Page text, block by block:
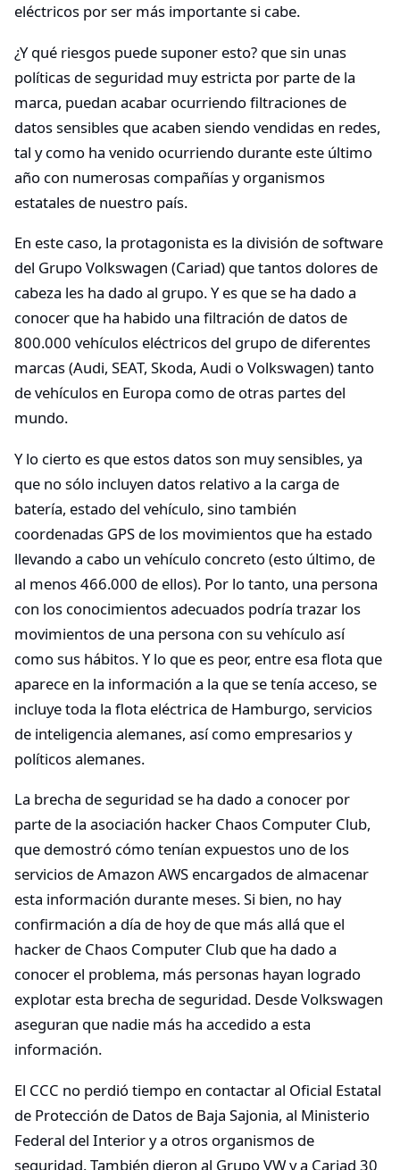
eléctricos por ser más importante si cabe.
¿Y qué riesgos puede suponer esto? que sin unas
políticas de seguridad muy estricta por parte de la
marca, puedan acabar ocurriendo filtraciones de
datos sensibles que acaben siendo vendidas en redes,
tal y como ha venido ocurriendo durante este último
año con numerosas compañías y organismos
estatales de nuestro país.
En este caso, la protagonista es la división de software
del Grupo Volkswagen (Cariad) que tantos dolores de
cabeza les ha dado al grupo. Y es que se ha dado a
conocer que ha habido una filtración de datos de
800.000 vehículos eléctricos del grupo de diferentes
marcas (Audi, SEAT, Skoda, Audi o Volkswagen) tanto
de vehículos en Europa como de otras partes del
mundo.
Y lo cierto es que estos datos son muy sensibles, ya
que no sólo incluyen datos relativo a la carga de
batería, estado del vehículo, sino también
coordenadas GPS de los movimientos que ha estado
llevando a cabo un vehículo concreto (esto último, de
al menos 466.000 de ellos). Por lo tanto, una persona
con los conocimientos adecuados podría trazar los
movimientos de una persona con su vehículo así
como sus hábitos. Y lo que es peor, entre esa flota que
aparece en la información a la que se tenía acceso, se
incluye toda la flota eléctrica de Hamburgo, servicios
de inteligencia alemanes, así como empresarios y
políticos alemanes.
La brecha de seguridad se ha dado a conocer por
parte de la asociación hacker Chaos Computer Club,
que demostró cómo tenían expuestos uno de los
servicios de Amazon AWS encargados de almacenar
esta información durante meses. Si bien, no hay
confirmación a día de hoy de que más allá que el
hacker de Chaos Computer Club que ha dado a
conocer el problema, más personas hayan logrado
explotar esta brecha de seguridad. Desde Volkswagen
aseguran que nadie más ha accedido a esta
información.
El CCC no perdió tiempo en contactar al Oficial Estatal
de Protección de Datos de Baja Sajonia, al Ministerio
Federal del Interior y a otros organismos de
seguridad. También dieron al Grupo VW y a Cariad 30